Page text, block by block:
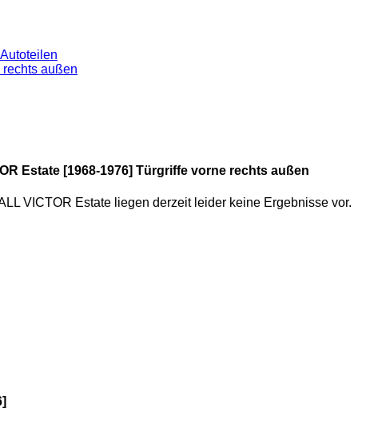
rechts außen
Estate [1968-1976] Türgriffe vorne rechts außen
VICTOR Estate liegen derzeit leider keine Ergebnisse vor.
]